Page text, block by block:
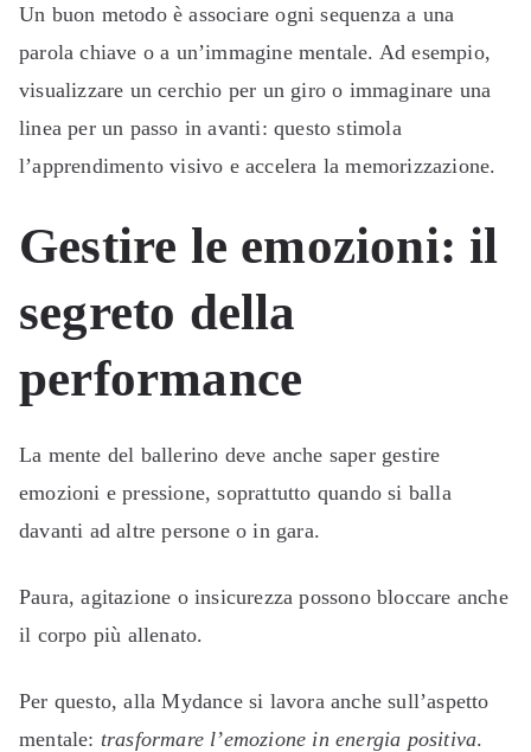
Un buon metodo è associare ogni sequenza a una
parola chiave o a un’immagine mentale. Ad esempio,
visualizzare un cerchio per un giro o immaginare una
linea per un passo in avanti: questo stimola
l’apprendimento visivo e accelera la memorizzazione.
Gestire le emozioni: il
segreto della
performance
La mente del ballerino deve anche saper gestire
emozioni e pressione, soprattutto quando si balla
davanti ad altre persone o in gara.
Paura, agitazione o insicurezza possono bloccare anche
il corpo più allenato.
Per questo, alla Mydance si lavora anche sull’aspetto
mentale: trasformare l’emozione in energia positiva.